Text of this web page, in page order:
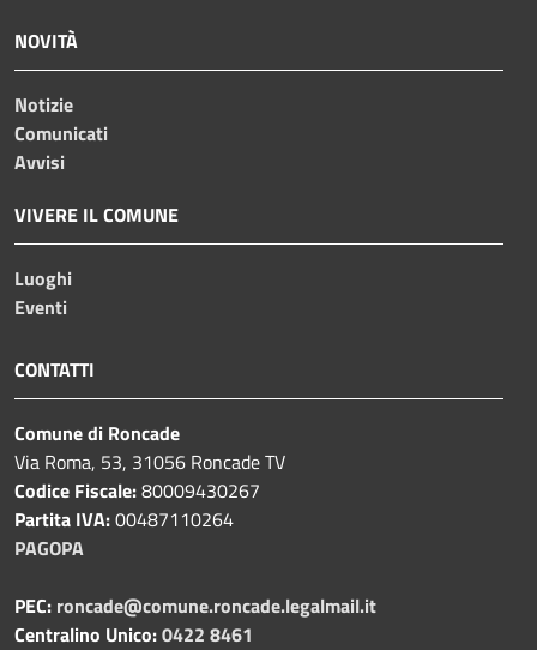
NOVITÀ
Notizie
Comunicati
Avvisi
VIVERE IL COMUNE
Luoghi
Eventi
CONTATTI
Comune di Roncade
Via Roma, 53, 31056 Roncade TV
Codice Fiscale:80009430267
Partita IVA:00487110264
PAGOPA
PEC: roncade@comune.roncade.legalmail.it
Centralino Unico:0422 8461